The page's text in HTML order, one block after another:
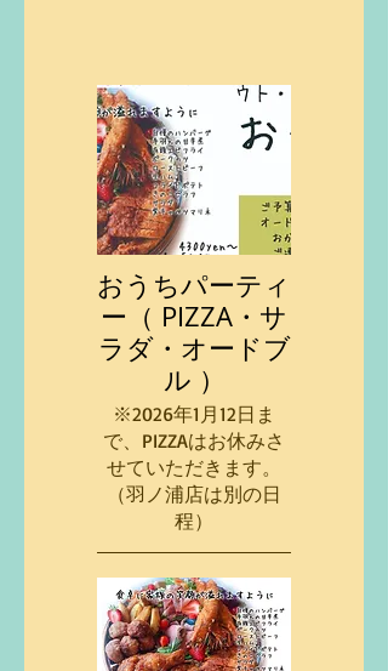
おうちパーティ
ー（ PIZZA・サ
ラダ・オードブ
ル ）
※2026年1月12日ま
で、PIZZAはお休みさ
せていただきます。
（羽ノ浦店は別の日
程）